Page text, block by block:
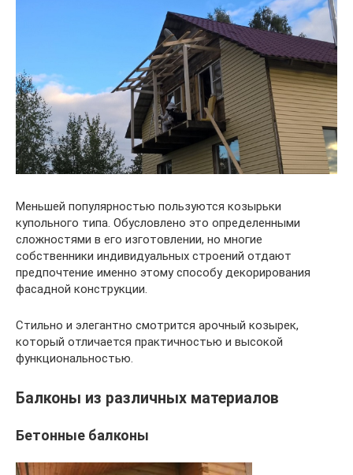
Меньшей популярностью пользуются козырьки
купольного типа. Обусловлено это определенными
сложностями в его изготовлении, но многие
собственники индивидуальных строений отдают
предпочтение именно этому способу декорирования
фасадной конструкции.
Стильно и элегантно смотрится арочный козырек,
который отличается практичностью и высокой
функциональностью.
Балконы из различных материалов
Бетонные балконы